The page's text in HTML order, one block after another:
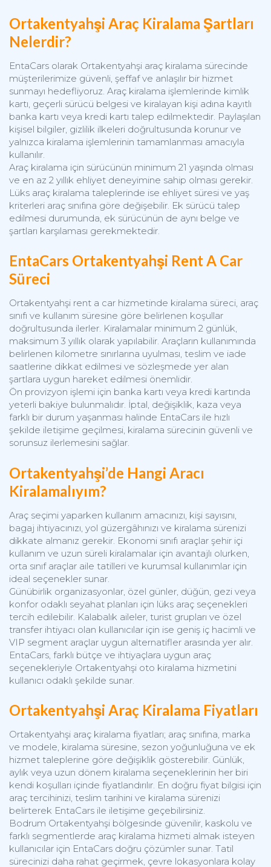
Ortakentyahşi Araç Kiralama Şartları
Nelerdir?
EntaCars olarak Ortakentyahşi araç kiralama sürecinde
müşterilerimize güvenli, şeffaf ve anlaşılır bir hizmet
sunmayı hedefliyoruz. Araç kiralama işlemlerinde kimlik
kartı, geçerli sürücü belgesi ve kiralayan kişi adına kayıtlı
banka kartı veya kredi kartı talep edilmektedir. Paylaşılan
kişisel bilgiler, gizlilik ilkeleri doğrultusunda korunur ve
yalnızca kiralama işlemlerinin tamamlanması amacıyla
kullanılır.
Araç kiralama için sürücünün minimum 21 yaşında olması
ve en az 2 yıllık ehliyet deneyimine sahip olması gerekir.
Lüks araç kiralama taleplerinde ise ehliyet süresi ve yaş
kriterleri araç sınıfına göre değişebilir. Ek sürücü talep
edilmesi durumunda, ek sürücünün de aynı belge ve
şartları karşılaması gerekmektedir.
EntaCars Ortakentyahşi Rent A Car
Süreci
Ortakentyahşi rent a car hizmetinde kiralama süreci, araç
sınıfı ve kullanım süresine göre belirlenen koşullar
doğrultusunda ilerler. Kiralamalar minimum 2 günlük,
maksimum 3 yıllık olarak yapılabilir. Araçların kullanımında
belirlenen kilometre sınırlarına uyulması, teslim ve iade
saatlerine dikkat edilmesi ve sözleşmede yer alan
şartlara uygun hareket edilmesi önemlidir.
Ön provizyon işlemi için banka kartı veya kredi kartında
yeterli bakiye bulunmalıdır. İptal, değişiklik, kaza veya
farklı bir durum yaşanması halinde EntaCars ile hızlı
şekilde iletişime geçilmesi, kiralama sürecinin güvenli ve
sorunsuz ilerlemesini sağlar.
Ortakentyahşi’de Hangi Aracı
Kiralamalıyım?
Araç seçimi yaparken kullanım amacınızı, kişi sayısını,
bagaj ihtiyacınızı, yol güzergâhınızı ve kiralama sürenizi
dikkate almanız gerekir. Ekonomi sınıfı araçlar şehir içi
kullanım ve uzun süreli kiralamalar için avantajlı olurken,
orta sınıf araçlar aile tatilleri ve kurumsal kullanımlar için
ideal seçenekler sunar.
Günübirlik organizasyonlar, özel günler, düğün, gezi veya
konfor odaklı seyahat planları için lüks araç seçenekleri
tercih edilebilir. Kalabalık aileler, turist grupları ve özel
transfer ihtiyacı olan kullanıcılar için ise geniş iç hacimli ve
VIP segment araçlar uygun alternatifler arasında yer alır.
EntaCars, farklı bütçe ve ihtiyaçlara uygun araç
seçenekleriyle Ortakentyahşi oto kiralama hizmetini
kullanıcı odaklı şekilde sunar.
Ortakentyahşi Araç Kiralama Fiyatları
Ortakentyahşi araç kiralama fiyatları; araç sınıfına, marka
ve modele, kiralama süresine, sezon yoğunluğuna ve ek
hizmet taleplerine göre değişiklik gösterebilir. Günlük,
aylık veya uzun dönem kiralama seçeneklerinin her biri
kendi koşulları içinde fiyatlandırılır. En doğru fiyat bilgisi için
araç tercihinizi, teslim tarihini ve kiralama sürenizi
belirterek EntaCars ile iletişime geçebilirsiniz.
Bodrum Ortakentyahşi bölgesinde güvenilir, kaskolu ve
farklı segmentlerde araç kiralama hizmeti almak isteyen
kullanıcılar için EntaCars doğru çözümler sunar. Tatil
sürecinizi daha rahat geçirmek, çevre lokasyonlara kolay